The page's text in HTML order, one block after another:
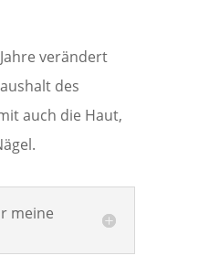
verändert
des
auch die Haut,
meine